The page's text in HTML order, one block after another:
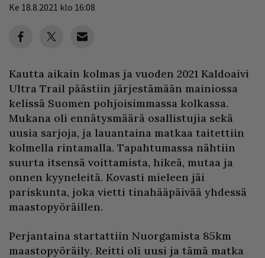
Ke 18.8.2021 klo 16:08
Kautta aikain kolmas ja vuoden 2021 Kaldoaivi
Ultra Trail päästiin järjestämään mainiossa
kelissä Suomen pohjoisimmassa kolkassa.
Mukana oli ennätysmäärä osallistujia sekä
uusia sarjoja, ja lauantaina matkaa taitettiin
kolmella rintamalla. Tapahtumassa nähtiin
suurta itsensä voittamista, hikeä, mutaa ja
onnen kyyneleitä. Kovasti mieleen jäi
pariskunta, joka vietti tinahääpäivää yhdessä
maastopyöräillen.
Perjantaina startattiin Nuorgamista 85km
maastopyöräily. Reitti oli uusi ja tämä matka